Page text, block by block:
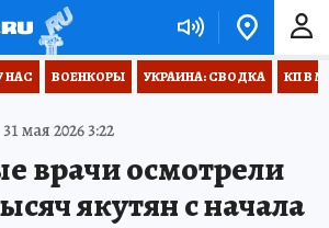
НАС ВОЕНКОРЫ УКРАИНА: СВОДКА КП В
31 мая 2026 3:22
врачи осмотрели
якутян с начала